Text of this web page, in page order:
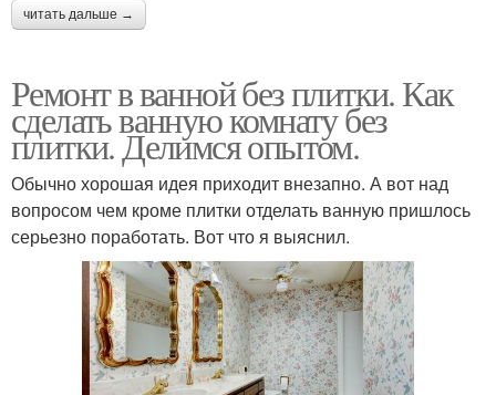
читать дальше →
Ремонт в ванной без плитки. Как
сделать ванную комнату без
плитки. Делимся опытом.
Обычно хорошая идея приходит внезапно. А вот над
вопросом чем кроме плитки отделать ванную пришлось
серьезно поработать. Вот что я выяснил.